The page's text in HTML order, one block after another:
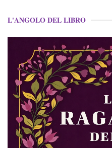
L'ANGOLO DEL LIBRO